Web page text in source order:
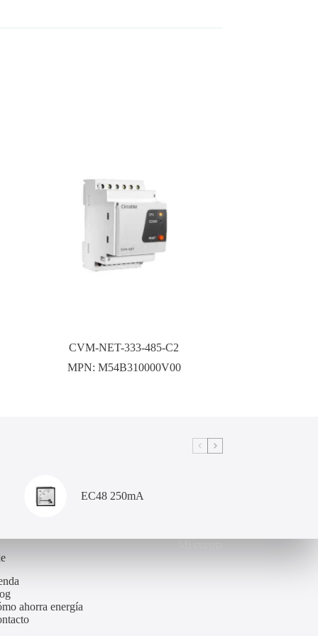
CVM-NET-333-485-C2
MPN: M54B310000V00
EC48 250mA
ahorra energía